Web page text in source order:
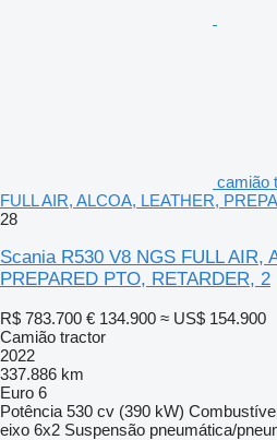
camião
FULL AIR, ALCOA, LEATHER,
28
Scania R530 V8 NGS FULL AIR,
PREPARED PTO, RETARDER, 2
R$ 783.700 € 134.900 ≈ US$ 154.900
Camião tractor
2022
337.886 km
Euro 6
Potência 530 cv (390 kW)
eixo 6x2 Suspensão pneumática/